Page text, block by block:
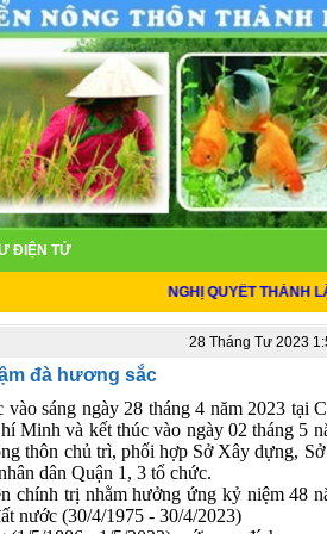
ĐIỆN TỬ
NGHỊ QUYẾT THÀNH LẬP
28 Tháng Tư 2023
đà hương sắc
sáng ngày 28 tháng 4 năm 2023 tại
Minh và kết thúc vào ngày 02 tháng 5
thôn chủ trì, phối hợp Sở Xây dựng,
dân Quận 1, 3 tổ chức.
chính trị nhằm hưởng ứng kỷ niệm 48
nước (30/4/1975 - 30/4/2023)